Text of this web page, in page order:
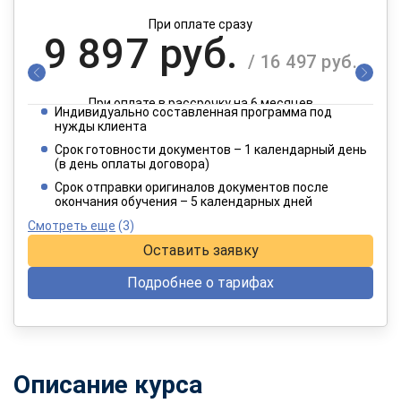
При оплате сразу
9 897 руб. / 16 497 руб.
При оплате в рассрочку на 6 месяцев
4 949 руб. / 8 249 руб.
При оплате в рассрочку на 12 месяцев
Индивидуально составленная программа под
нужды клиента
Срок готовности документов – 1 календарный день
(в день оплаты договора)
Срок отправки оригиналов документов после
окончания обучения – 5 календарных дней
Смотреть еще (3)
Оставить заявку
Подробнее о тарифах
Описание курса